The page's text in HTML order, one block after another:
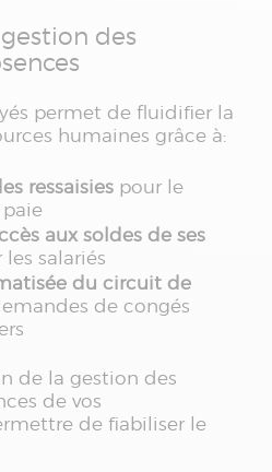
des
permet de fluidifier la
humaines grâce à:
ressaisies pour le
aux soldes de ses
les salariés
du circuit de
de congés
de la gestion des
de vos
de fiabiliser le